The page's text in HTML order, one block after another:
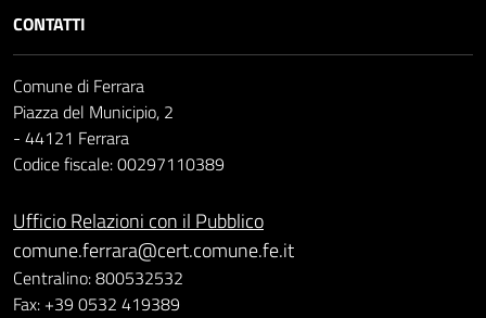
CONTATTI
Comune di Ferrara
Piazza del Municipio, 2
- 44121 Ferrara
Codice fiscale: 00297110389
Ufficio Relazioni con il Pubblico
comune.ferrara@cert.comune.fe.it
Centralino: 800532532
Fax: +39 0532 419389